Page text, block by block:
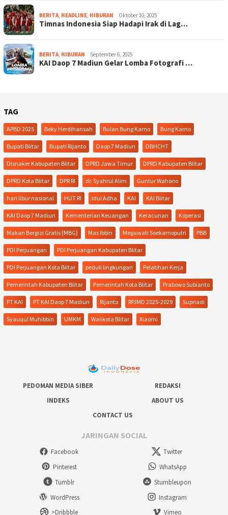
BERITA, HEADLINE, HIBURAN Oktober 10, 2025
Timnas Indonesia Siap Hadapi Irak di Lag…
BERITA, HIBURAN September 6, 2025
KAI Daop 7 Madiun Gelar Lomba Fotografi …
TAG
APBD 2025 Beky Herdihansah Bulan Bung Karno Bung Karno
Bupati Blitar Bupati Rijanto Daop 7 Madiun DBHCHT
Disnaker Kabupaten Blitar DPRD Jawa Timur DPRD Kabupaten Blitar
DPRD Kota Blitar DPR RI dr. Syahrul Alim Guntur Wahono
hari libur nasional HUT RI Idul Adha KAI KAI Blitar
KAI Daop 7 Madiun Kementerian Keuangan Keracunan Koperasi
Makan Bergizi Gratis (MBG) Mas Ibbin Megawati Soekarnoputri PBB
PDI Perjuangan PDI Perjuangan Kabupaten Blitar
PDI Perjuangan Kota Blitar peduli lingkungan Pelatihan Kerja
Pemerintah Kabupaten Blitar Pemerintah Kota Blitar Prabowo Subianto
PT KAI PT KAI Daop 7 Madiun Rijanto RPJMD 2025-2029 Supriadi
Syauqul Muhibbin UMKM Walikota Blitar Xiaomi
PEDOMAN MEDIA SIBER
REDAKSI
INDEKS
ABOUT US
CONTACT US
JARINGAN SOCIAL
Facebook
Twitter
Pinterest
WhatsApp
Tumblr
Stumbleupon
WordPress
Instagram
>Dribbble
Vimeo